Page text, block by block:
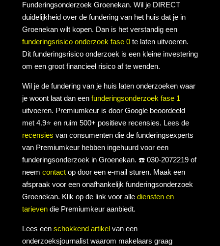
Funderingsonderzoek Groenekan. Wil je DIRECT
duidelijkheid over de fundering van het huis dat je in
Groenekan wilt kopen. Dan is het verstandig een
funderingsrisico onderzoek fase 0 te laten uitvoeren.
Dit funderingsrisico onderzoek is een kleine investering
om een groot financieel risico af te wenden.
Wil je de fundering van je huis laten onderzoeken waar
je woont laat dan een funderingsonderzoek fase 1
uitvoeren. Premiumkeur is door Google beoordeeld
met 4.9⭐ en ruim 500+ positieve recensies. Lees de
recensies van consumenten die de funderingsexperts
van Premiumkeur hebben ingehuurd voor een
funderingsonderzoek in Groenekan. ☎️ 030-2072219 of
neem contactop door een e-mail sturen. Maak een
afspraak voor een onafhankelijk funderingsonderzoek
Groenekan. Klik op de link voor alle diensten en
tarievendie Premiumkeur aanbiedt.
Lees een schokkend artikelvan een
onderzoeksjournalist waarom makelaars graag